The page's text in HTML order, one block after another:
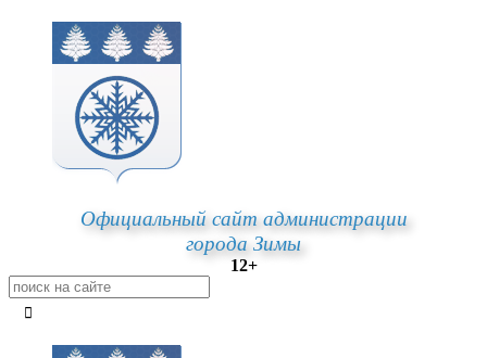
Официальный сайт администрации
города Зимы
12+